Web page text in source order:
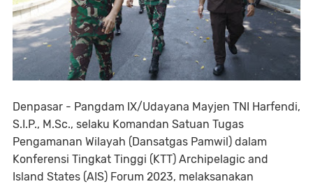
Denpasar - Pangdam IX/Udayana Mayjen TNI Harfendi,
S.I.P., M.Sc., selaku Komandan Satuan Tugas
Pengamanan Wilayah (Dansatgas Pamwil) dalam
Konferensi Tingkat Tinggi (KTT) Archipelagic and
Island States (AIS) Forum 2023, melaksanakan